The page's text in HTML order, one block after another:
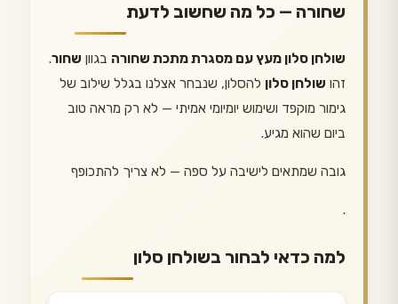
שחורה — כל מה שחשוב לדעת
שולחן סלון מעץ עם מסגרת מתכת שחורה בגוון שחור.
זהו שולחן סלון להסלון, שנבחר אצלנו בגלל שילוב של
גימור מוקפד ושימוש יומיומי אמיתי — לא רק מראה טוב
ביום שהוא מגיע.
גובה שמתאים לישיבה על ספה — לא צריך להתכופף
.
למה כדאי לבחור בשולחן סלון